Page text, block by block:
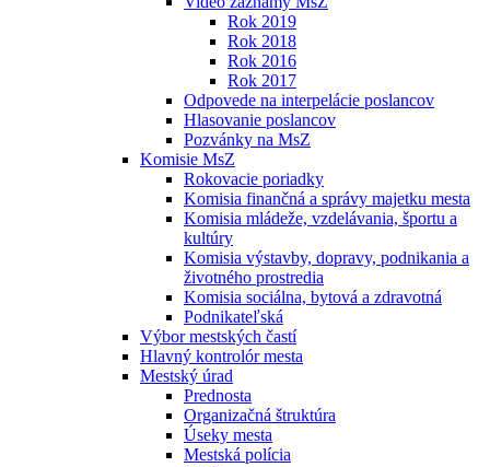
Rok 2019
Rok 2018
Rok 2016
Rok 2017
Odpovede na interpelácie poslancov
Hlasovanie poslancov
Pozvánky na MsZ
Komisie MsZ
Rokovacie poriadky
Komisia finančná a správy majetku mesta
Komisia mládeže, vzdelávania, športu a
kultúry
Komisia výstavby, dopravy, podnikania a
životného prostredia
Komisia sociálna, bytová a zdravotná
Podnikateľská
Výbor mestských častí
Hlavný kontrolór mesta
Mestský úrad
Prednosta
Organizačná štruktúra
Úseky mesta
Mestská polícia